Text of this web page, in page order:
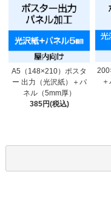
A5（148×210）ポスタ
ー 出力（光沢紙）＋パ
ネル（5mm厚）
385円(税込)